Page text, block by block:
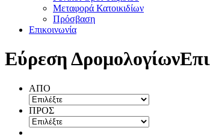
Μεταφορά Κατοικιδίων
Πρόσβαση
Επικοινωνία
Εύρεση Δρομολογίων
ΑΠΟ
ΠΡΟΣ